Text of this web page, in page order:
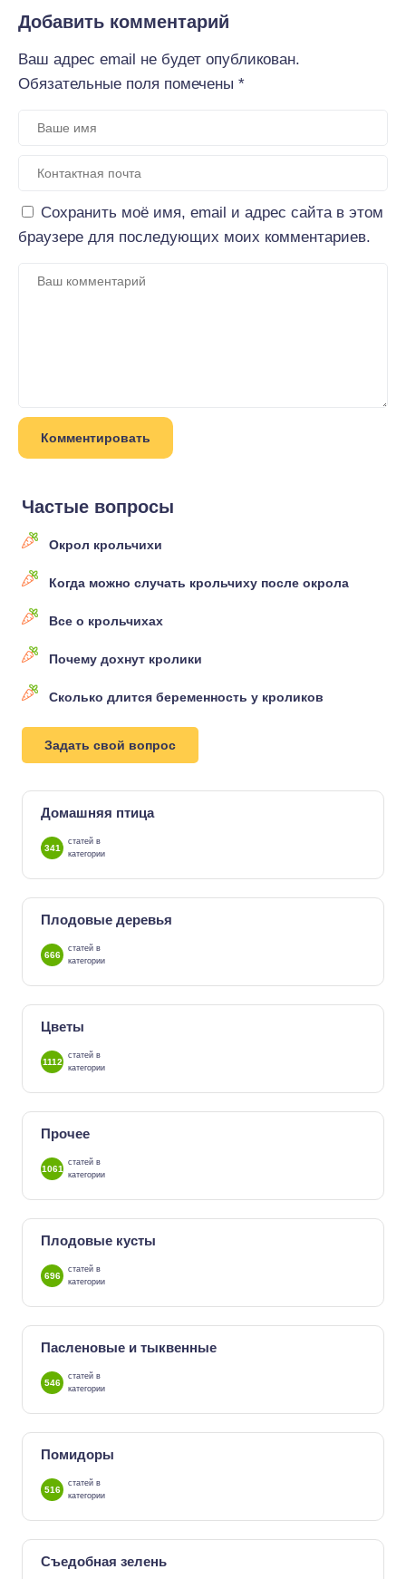
Добавить комментарий
Ваш адрес email не будет опубликован.
Обязательные поля помечены *
Сохранить моё имя, email и адрес сайта в этом
браузере для последующих моих комментариев.
Частые вопросы
Окрол крольчихи
Когда можно случать крольчиху после окрола
Все о крольчихах
Почему дохнут кролики
Сколько длится беременность у кроликов
Задать свой вопрос
Домашняя птица
341
статей в
категории
Плодовые деревья
666
статей в
категории
Цветы
1112
статей в
категории
Прочее
1061
статей в
категории
Плодовые кусты
696
статей в
категории
Пасленовые и тыквенные
546
статей в
категории
Помидоры
516
статей в
категории
Съедобная зелень